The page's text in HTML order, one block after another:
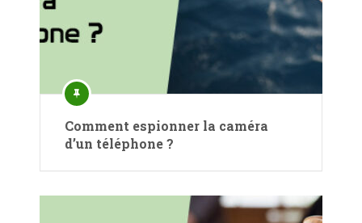
Comment espionner la caméra
d’un téléphone ?